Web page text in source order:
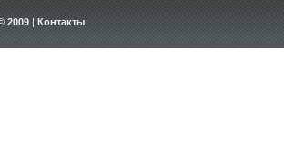
2009 | Контакты